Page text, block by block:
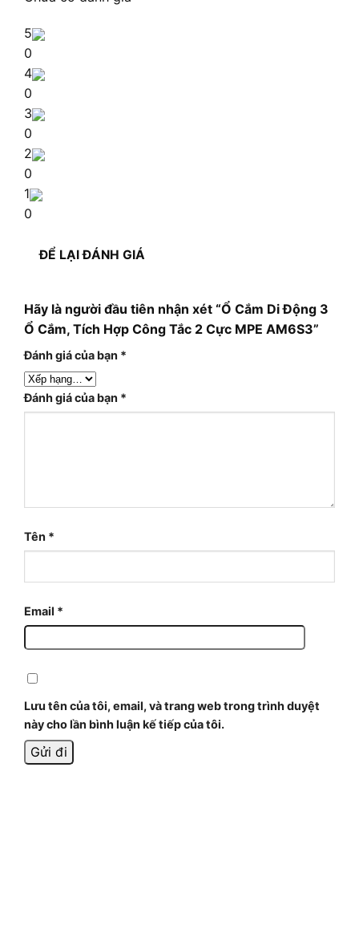
5
0
4
0
3
0
2
0
1
0
ĐỂ LẠI ĐÁNH GIÁ
Hãy là người đầu tiên nhận xét “Ổ Cắm Di Động 3
Ổ Cắm, Tích Hợp Công Tắc 2 Cực MPE AM6S3”
Đánh giá của bạn *
Đánh giá của bạn *
Tên *
Email *
Lưu tên của tôi, email, và trang web trong trình duyệt
này cho lần bình luận kế tiếp của tôi.